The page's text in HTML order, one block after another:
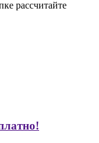
рассчитайте